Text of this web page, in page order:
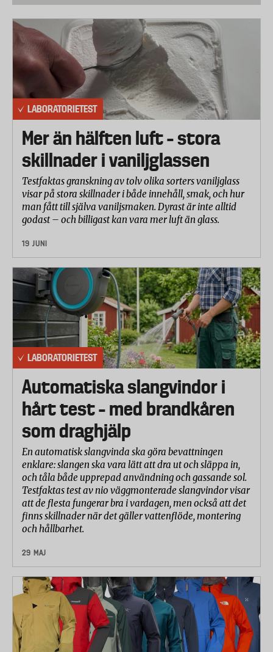
stekpannorna. Upphettningstid och energiåtgång
mättes. Därefter mätte labbet hur långt tid det tog
för oljan att svalna till 175, 150 och 120 grader.
Mätningen upprepades ytterligare en gång.
Praktiska tester
Fettfördelning
25 gram kokosfett placerades i mitten av
stekpannan. Pannorna upphettades sedan på
medeltemperatur och hur fettet smältes och
fördelades i pannan noterades.
Steka ägg
Pannorna fettades in med 5 gram olja och hettades
upp till medeltemperatur. 6 ägg knäcktes och
jämnt äggen tillagats och hur lätt de lossar från
pannan.
Steka pannkakor
Pannorna fettades in med 5 gram olja och hettades
upp på medeltemperatur till 200 grader. Därefter
gräddade labbet 4 pannkakor i varje panna. De två
sista pannkakorna bedömdes utifrån hur jämnt
gräddade de var. Testet är baserat på standarden
EN60350-2.
Steka kött
Pannorna fettades in med 5 gram olja och hettades
upp på medeltemperatur till 180 grader. Två tjocka
skivor fläskkött på drygt 300 gram vardera stektes 3
minuter på varje sida. Labbet bedömde köttbitarnas
stekyta och hur jämnt de brynts.
Användarvänlighet
utvärderade stekpannornas ergonomi samt hur lätta
de var att rengöra.
Säkerhet: risk för brännskador
Hur väl stekpannornas handtag isolerar mot värme
mättes enlig standarden EN 12983-1. Ett
centimeterhögt lager med olja värmdes till 200
LABORATORIETEST
Mer än hälften luft – stora
skillnader i vaniljglassen
Testfaktas granskning av tolv olika sorters vaniljglass
visar på stora skillnader i både innehåll, smak, och hur
man fått till själva vaniljsmaken. Dyrast är inte alltid
godast – och billigast kan vara mer luft än glass.
19 JUNI
LABORATORIETEST
Automatiska slangvindor i
hårt test – med brandkåren
som draghjälp
En automatisk slangvinda ska göra bevattningen
enklare: slangen ska vara lätt att dra ut och släppa in,
och tåla både upprepad användning och gassande sol.
Testfaktas test av nio väggmonterade slangvindor visar
att de flesta fungerar bra i vardagen, men också att det
finns skillnader när det gäller vattenflöde, montering
och hållbarhet.
29 MAJ